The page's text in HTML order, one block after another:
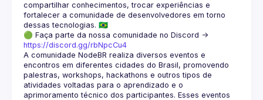
compartilhar conhecimentos, trocar experiências e
fortalecer a comunidade de desenvolvedores em torno
🟢 Faça parte da nossa comunidade no Discord ->
https://discord.gg/rbNpcCu4
A comunidade NodeBR realiza diversos eventos e
encontros em diferentes cidades do Brasil, promovendo
palestras, workshops, hackathons e outros tipos de
atividades voltadas para o aprendizado e o
aprimoramento técnico dos participantes. Esses eventos